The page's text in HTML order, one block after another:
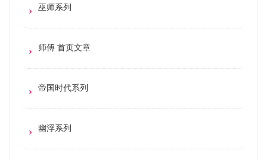
巫师系列
师傅 首页文章
帝国时代系列
幽浮系列